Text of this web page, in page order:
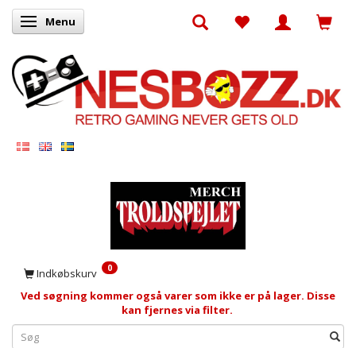
Skifte navigation
Menu
Indkøbskurv 0
Ved søgning kommer også varer som ikke er på lager. Disse
kan fjernes via filter.